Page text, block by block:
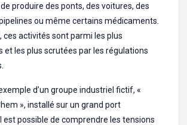
produire des ponts, des voitures, des
ou même certains médicaments.
ces activités sont parmi les plus
et les plus scrutées par les régulations
d’un groupe industriel fictif, «
», installé sur un grand port
est possible de comprendre les tensions